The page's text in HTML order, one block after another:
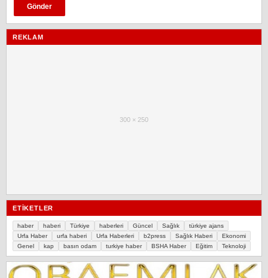
REKLAM
300 × 250
ETIKETLER
haber haberi Türkiye haberleri Güncel Sağlık
türkiye ajans
Urfa Haber
urfa haberi Urfa Haberleri b2press Sağlık Haberi
Ekonomi
Genel
kap basın odam turkiye haber BSHA Haber Eğitim Teknoloji